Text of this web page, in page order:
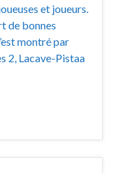
et joueurs.
de bonnes
montré par
2, Lacave-Pistaa